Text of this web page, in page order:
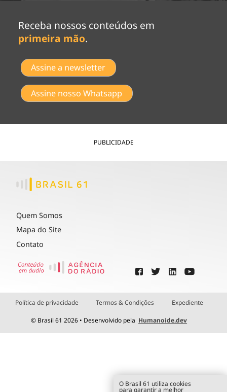
Receba nossos conteúdos em
primeira mão.
Assine a newsletter
Assine nosso Whatsapp
PUBLICIDADE
Quem Somos
Mapa do Site
Contato
Política de privacidade Termos & Condições Expediente
© Brasil 61 2026 • Desenvolvido pela Humanoide.dev
O Brasil 61 utiliza cookies
para garantir a melhor